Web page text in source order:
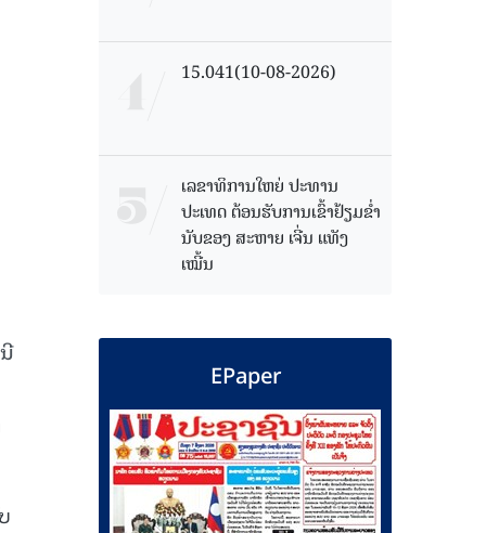
15.041(10-08-2026)
ເລຂາທິການໃຫຍ່ ປະທານ
ປະເທດ ຕ້ອນຮັບການເຂົ້າຢ້ຽມຂໍ່າ
ນັບຂອງ ສະຫາຍ ເຈີ່ນ ແທັງ
ເໝີ້ນ
EPaper